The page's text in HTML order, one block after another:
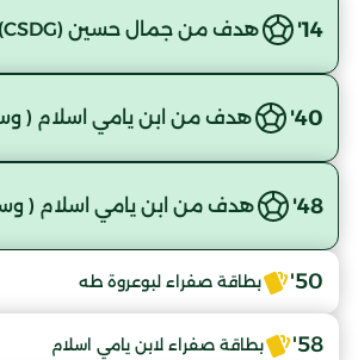
14' هدف من جمال حسين (CSDG)
40' هدف من ابن يامي اسلام (
48' هدف من ابن يامي اسلام (
50' بطاقة صفراء لبوعروة طه
58' بطاقة صفراء لابن يامي اسلام